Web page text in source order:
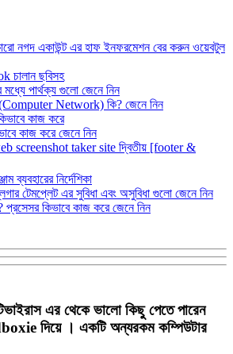
নগদ একাউন্ট এর হাফ ইনফরমেশন বের করুন ওয়েবটুল
চালান ছবিসহ
পার্থক্য গুলো জেনে নিন
(Computer Network) কি? জেনে নিন
কাজ করে
কাজ করে জেনে নিন
screenshot taker site দ্বিতীয় [footer &
ব্যবহারের নির্দেশিকা
টেমপ্লেট এর সুবিধা এবং অসুবিধা গুলো জেনে নিন
কিভাবে কাজ করে জেনে নিন
এর থেকে ভালো কিছু পেতে পারেন
দিয়ে । একটি অন্যরকম কম্পিউটার